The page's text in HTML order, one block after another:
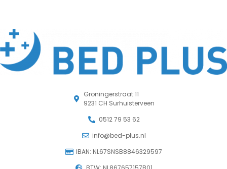
Groningerstraat 11
9231 CH Surhuisterveen
0512 79 53 62
info@bed-plus.nl
IBAN: NL67SNSB8846329597